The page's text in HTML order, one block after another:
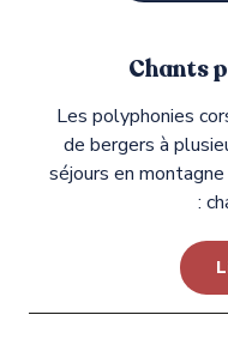
Chants
Les polyphonies
de bergers à
séjours en
: